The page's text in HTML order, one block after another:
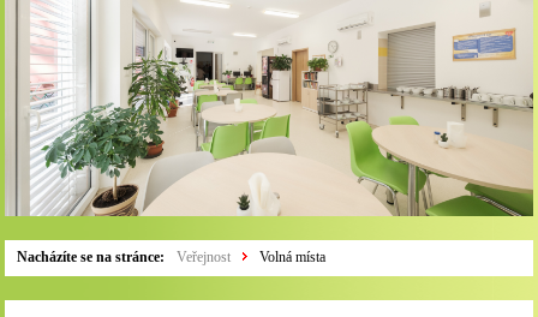
Nacházíte se na stránce: Veřejnost Volná místa